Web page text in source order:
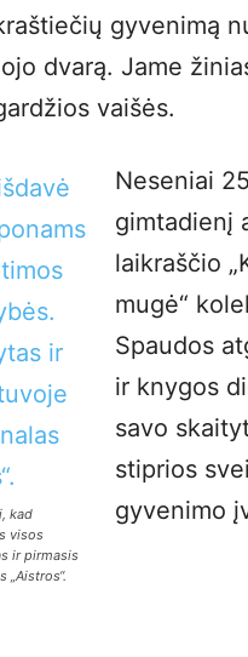
gyvenimą
dvarą. Jame
vaišės.
kad
visos
ir pirmasis
„Aistros“.
Neseniai
gimtadienį
laikraščio
mugė“
Spaudos
ir knygos
savo
stiprios
gyvenimo